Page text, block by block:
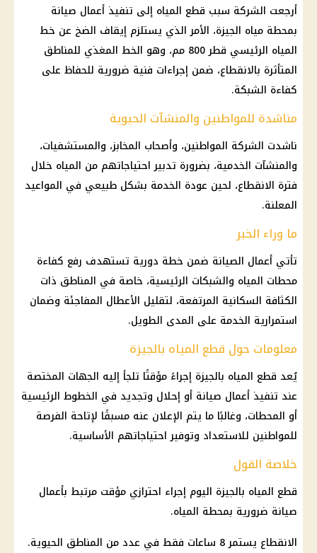
أرجعت الشركة سبب قطع المياه إلى تنفيذ أعمال صيانة
بمحطة مياه الجيزة، الأمر الذي يستلزم إيقاف الضخ عن خط
المياه الرئيسي قطر 800 مم، وهو الخط المغذي للمناطق
المتأثرة بالانقطاع، ضمن إجراءات فنية ضرورية للحفاظ على
كفاءة الشبكة.
مناشدة للمواطنين والمنشآت الحيوية
ناشدت الشركة المواطنين، وأصحاب المخابز، والمستشفيات،
والمنشآت الخدمية، بضرورة تدبير احتياجاتهم من المياه خلال
فترة الانقطاع، لحين عودة الخدمة بشكل طبيعي في المواعيد
المعلنة.
ما وراء الخبر
تأتي أعمال الصيانة ضمن خطة دورية تستهدف رفع كفاءة
محطات المياه والشبكات الرئيسية، خاصة في المناطق ذات
الكثافة السكانية المرتفعة، لتقليل الأعطال المفاجئة وضمان
استمرارية الخدمة على المدى الطويل.
معلومات حول قطع المياه بالجيزة
يُعد قطع المياه بالجيزة إجراءً مؤقتًا تلجأ إليه الجهات المختصة
عند تنفيذ أعمال صيانة أو إحلال وتجديد في الخطوط الرئيسية
أو المحطات، وغالبًا ما يتم الإعلان عنه مسبقًا لإتاحة الفرصة
للمواطنين للاستعداد وتوفير احتياجاتهم الأساسية.
خلاصة القول
قطع المياه بالجيزة اليوم إجراء احترازي مؤقت مرتبط بأعمال
صيانة ضرورية بمحطة المياه.
الانقطاع يستمر 8 ساعات فقط في عدد من المناطق الحيوية.